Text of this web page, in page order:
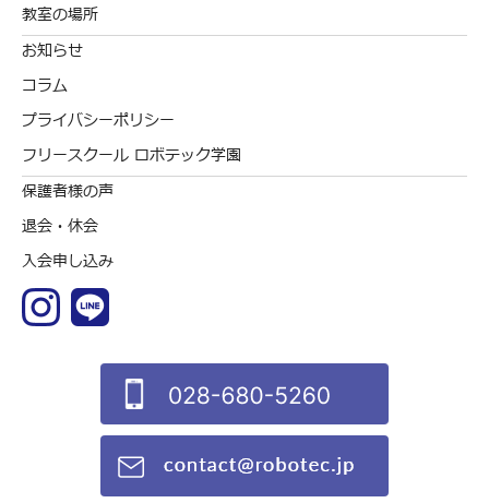
教室の場所
お知らせ
コラム
プライバシーポリシー
フリースクール ロボテック学園
保護者様の声
退会・休会
入会申し込み